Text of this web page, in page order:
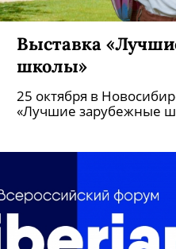
Выставка
школы»
25 октября в
«Лучшие зарубежные